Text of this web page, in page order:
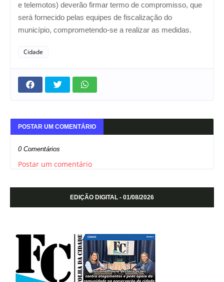
e telemotos) deverão firmar termo de compromisso, que
será fornecido pelas equipes de fiscalização do
município, comprometendo-se a realizar as medidas.
Cidade
POSTAR UM COMENTÁRIO
0 Comentários
Postar um comentário
EDIÇÃO DIGITAL - 01/08/2026